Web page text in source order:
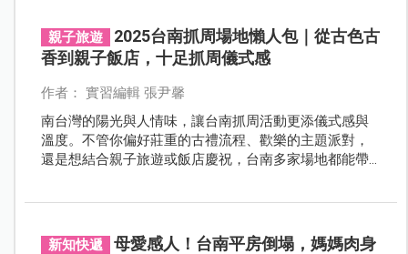
親子旅遊
2025台南抓周場地懶人包｜從古色古
香到親子飯店，十足抓周儀式感
作者： 實習編輯 張尹馨
南台灣的陽光與人情味，讓台南抓周活動更添儀式感與
溫度。不管你偏好莊重的古禮流程、歡樂的主題派對，
還是想結合親子旅遊或飯店慶祝，台南多家場地都能帶
新知快遞
母愛感人！台南平房倒塌，媽媽肉身